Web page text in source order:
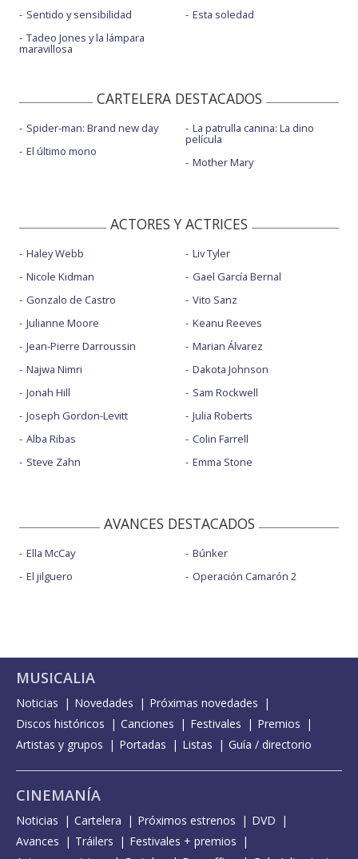
Sentido y sensibilidad
Tadeo Jones y la lámpara
maravillosa
Esta soledad
CARTELERA DESTACADOS
Spider-man: Brand new day
El último mono
La patrulla canina: La dino
película
Mother Mary
ACTORES Y ACTRICES
Haley Webb
Nicole Kidman
Gonzalo de Castro
Julianne Moore
Jean-Pierre Darroussin
Najwa Nimri
Jonah Hill
Joseph Gordon-Levitt
Alba Ribas
Steve Zahn
Liv Tyler
Gael García Bernal
Vito Sanz
Keanu Reeves
Marian Álvarez
Dakota Johnson
Sam Rockwell
Julia Roberts
Colin Farrell
Emma Stone
AVANCES DESTACADOS
Ella McCay
El jilguero
Búnker
Operación Camarón 2
MUSICALIA
Noticias Novedades
Próximas novedades
Discos históricos
Canciones Festivales
Premios
Artistas y grupos
Portadas Listas Guía / directorio
CINEMANÍA
Noticias Cartelera Próximos estrenos
DVD
Avances
Tráilers
Festivales + premios